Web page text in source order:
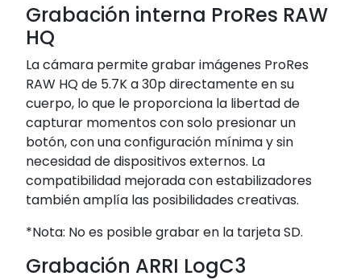
Grabación interna ProRes RAW
HQ
La cámara permite grabar imágenes ProRes
RAW HQ de 5.7K a 30p directamente en su
cuerpo, lo que le proporciona la libertad de
capturar momentos con solo presionar un
botón, con una configuración mínima y sin
necesidad de dispositivos externos. La
compatibilidad mejorada con estabilizadores
también amplía las posibilidades creativas.
*Nota: No es posible grabar en la tarjeta SD.
Grabación ARRI LogC3